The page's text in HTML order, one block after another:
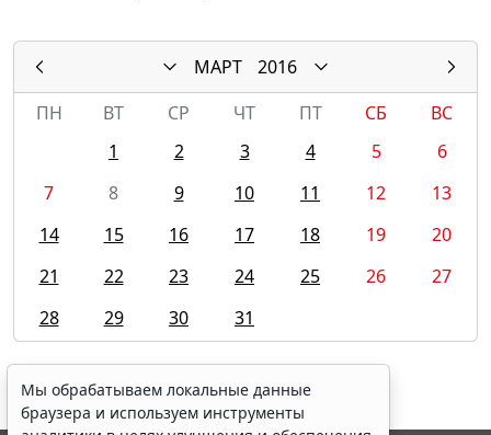
МАРТ
2016
ПН
ВТ СР ЧТ ПТ СБ
ВС
1
2 3 4 5
6
7
8 9 10 11 12
13
14
15 16 17 18 19
20
21
22 23 24 25 26
27
28
29 30 31
Мы обрабатываем локальные данные
браузера и используем инструменты